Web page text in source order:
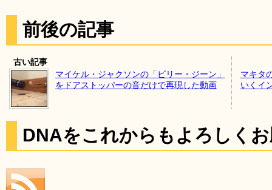
前後の記事
古い記事
マイケル・ジャクソンの「ビリー・ジーン」
をドアストッパーの音だけで再現した動画
マキタ
いくイ
DNAをこれからもよろしく